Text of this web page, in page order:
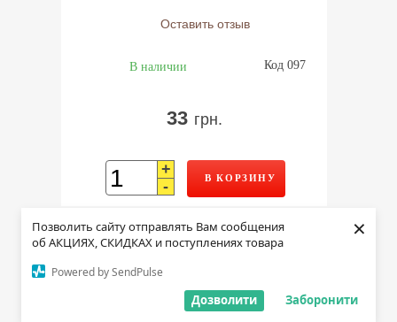
Позволить сайту отправлять Вам сообщения
об АКЦИЯХ, СКИДКАХ и поступлениях товара
Powered by SendPulse
Заборонити
Дозволити
×
Оставить отзыв
В наличии Код 097
33 грн.
+
-
В КОРЗИНУ
Модуль powerbank, usb 5в, 1а